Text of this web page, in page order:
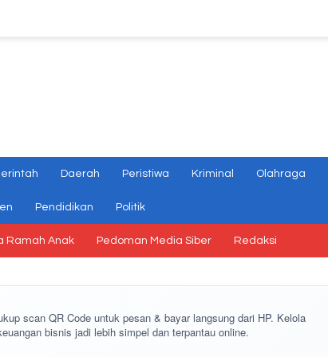
Daerah Peristiwa Kriminal Olahraga
Pendidikan Politik
Ramah Anak Pedoman Media Siber Redaksi
scan QR Code untuk pesan & bayar langsung dari HP. Kelola
bisnis jadi lebih simpel dan terpantau online.